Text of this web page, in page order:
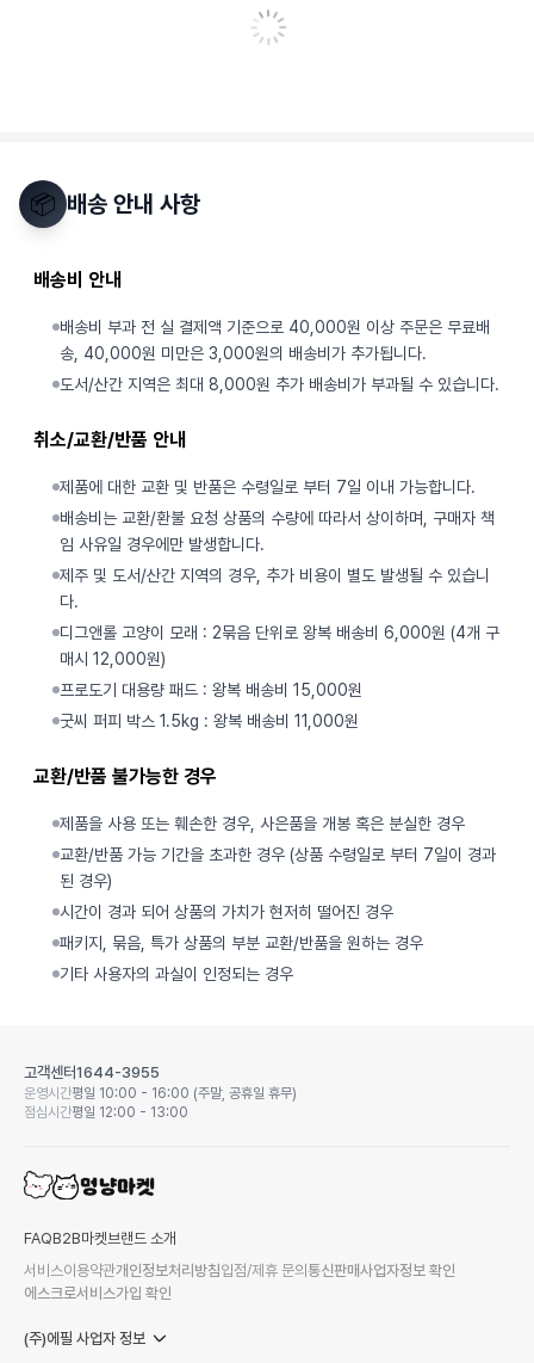
📦 배송 안내 사항
배송비 안내
배송비 부과 전 실 결제액 기준으로 40,000원 이상 주문은 무료배
송, 40,000원 미만은 3,000원의 배송비가 추가됩니다.
도서/산간 지역은 최대 8,000원 추가 배송비가 부과될 수 있습니다.
취소/교환/반품 안내
제품에 대한 교환 및 반품은 수령일로 부터 7일 이내 가능합니다.
배송비는 교환/환불 요청 상품의 수량에 따라서 상이하며, 구매자 책
임 사유일 경우에만 발생합니다.
제주 및 도서/산간 지역의 경우, 추가 비용이 별도 발생될 수 있습니
다.
디그앤롤 고양이 모래 : 2묶음 단위로 왕복 배송비 6,000원 (4개 구
매시 12,000원)
프로도기 대용량 패드 : 왕복 배송비 15,000원
굿씨 퍼피 박스 1.5kg : 왕복 배송비 11,000원
교환/반품 불가능한 경우
제품을 사용 또는 훼손한 경우, 사은품을 개봉 혹은 분실한 경우
교환/반품 가능 기간을 초과한 경우 (상품 수령일로 부터 7일이 경과
된 경우)
시간이 경과 되어 상품의 가치가 현저히 떨어진 경우
패키지, 묶음, 특가 상품의 부분 교환/반품을 원하는 경우
기타 사용자의 과실이 인정되는 경우
고객센터1644-3955
운영시간평일 10:00 - 16:00 (주말, 공휴일 휴무)
점심시간평일 12:00 - 13:00
FAQB2B마켓 브랜드 소개
서비스이용약관개인정보처리방침입점/제휴 문의통신판매사업자정보 확인
에스크로서비스가입 확인
(주)에필 사업자 정보